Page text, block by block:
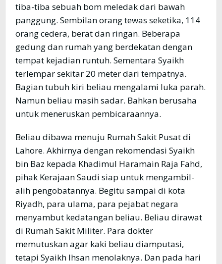
tiba-tiba sebuah bom meledak dari bawah
panggung. Sembilan orang tewas seketika, 114
orang cedera, berat dan ringan. Beberapa
gedung dan rumah yang berdekatan dengan
tempat kejadian runtuh. Sementara Syaikh
terlempar sekitar 20 meter dari tempatnya.
Bagian tubuh kiri beliau mengalami luka parah.
Namun beliau masih sadar. Bahkan berusaha
untuk meneruskan pembicaraannya.
Beliau dibawa menuju Rumah Sakit Pusat di
Lahore. Akhirnya dengan rekomendasi Syaikh
bin Baz kepada Khadimul Haramain Raja Fahd,
pihak Kerajaan Saudi siap untuk mengambil-
alih pengobatannya. Begitu sampai di kota
Riyadh, para ulama, para pejabat negara
menyambut kedatangan beliau. Beliau dirawat
di Rumah Sakit Militer. Para dokter
memutuskan agar kaki beliau diamputasi,
tetapi Syaikh Ihsan menolaknya. Dan pada hari